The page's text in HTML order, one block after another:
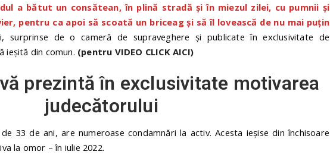
a bătut un consătean, în plină stradă și în miezul zilei, cu pumnii și
pentru ca apoi să scoată un briceag și să îl lovească de nu mai puțin
surprinse de o cameră de supraveghere și publicate în exclusivitate de
ieșită din comun. (pentru VIDEO CLICK AICI)
prezintă în exclusivitate motivarea
judecătorului
33 de ani, are numeroase condamnări la activ. Acesta ieșise din închisoare
la omor – în iulie 2022.